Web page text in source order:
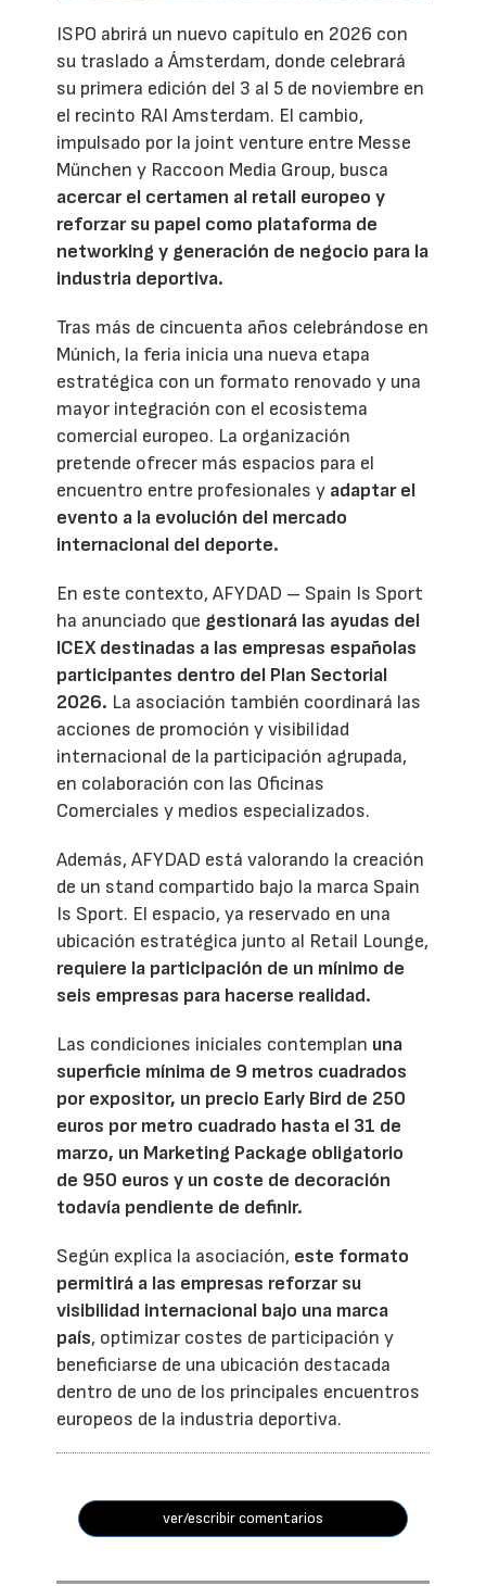
ISPO abrirá un nuevo capítulo en 2026 con
su traslado a Ámsterdam, donde celebrará
su primera edición del 3 al 5 de noviembre en
el recinto RAI Amsterdam. El cambio,
impulsado por la joint venture entre Messe
München y Raccoon Media Group, busca
acercar el certamen al retail europeo y
reforzar su papel como plataforma de
networking y generación de negocio para la
industria deportiva.
Tras más de cincuenta años celebrándose en
Múnich, la feria inicia una nueva etapa
estratégica con un formato renovado y una
mayor integración con el ecosistema
comercial europeo. La organización
pretende ofrecer más espacios para el
encuentro entre profesionales y adaptar el
evento a la evolución del mercado
internacional del deporte.
En este contexto, AFYDAD – Spain Is Sport
ha anunciado que gestionará las ayudas del
ICEX destinadas a las empresas españolas
participantes dentro del Plan Sectorial
2026. La asociación también coordinará las
acciones de promoción y visibilidad
internacional de la participación agrupada,
en colaboración con las Oficinas
Comerciales y medios especializados.
Además, AFYDAD está valorando la creación
de un stand compartido bajo la marca Spain
Is Sport. El espacio, ya reservado en una
ubicación estratégica junto al Retail Lounge,
requiere la participación de un mínimo de
seis empresas para hacerse realidad.
Las condiciones iniciales contemplan una
superficie mínima de 9 metros cuadrados
por expositor, un precio Early Bird de 250
euros por metro cuadrado hasta el 31 de
marzo, un Marketing Package obligatorio
de 950 euros y un coste de decoración
todavía pendiente de definir.
Según explica la asociación, este formato
permitirá a las empresas reforzar su
visibilidad internacional bajo una marca
país, optimizar costes de participación y
beneficiarse de una ubicación destacada
dentro de uno de los principales encuentros
europeos de la industria deportiva.
ver/escribir comentarios